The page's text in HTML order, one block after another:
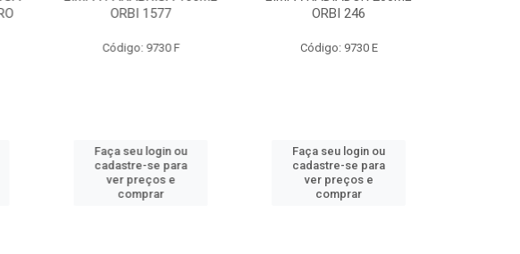
ORBI 1577
Código: 9730 F
Faça seu login ou
cadastre-se para
ver preços e
comprar
ORBI 246
Código: 9730 E
Faça seu login ou
cadastre-se para
ver preços e
comprar